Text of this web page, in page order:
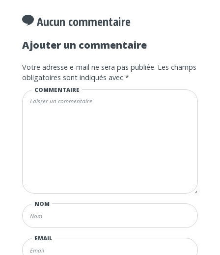
Aucun commentaire
Ajouter un commentaire
Votre adresse e-mail ne sera pas publiée. Les champs
obligatoires sont indiqués avec *
COMMENTAIRE
NOM
EMAIL